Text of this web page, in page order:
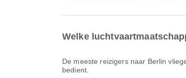
Welke
De meeste reizigers naar Berlin
bedient.